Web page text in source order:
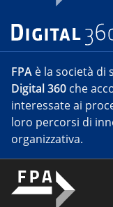
FPA è la società di
Digital 360 che
interessate ai
loro percorsi di
organizzativa.